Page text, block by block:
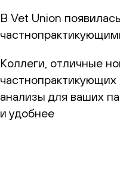
В Vet Union
Коллеги, отличные
частнопрактикующих
анализы для ваших
и удобнее